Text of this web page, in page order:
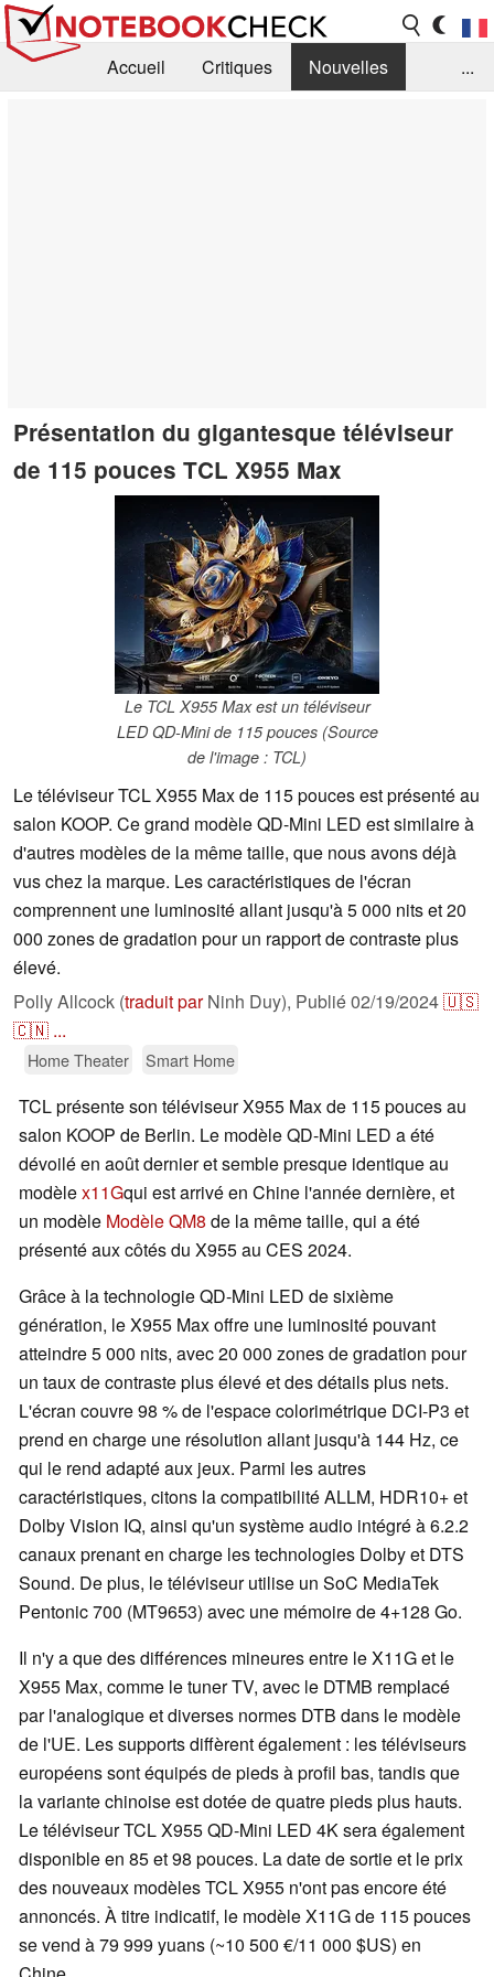
Accueil Critiques
Nouvelles
...
Présentation du gigantesque téléviseur
de 115 pouces TCL X955 Max
Le TCL X955 Max est un téléviseur
LED QD-Mini de 115 pouces (Source
de l'image : TCL)
Le téléviseur TCL X955 Max de 115 pouces est présenté au
salon KOOP. Ce grand modèle QD-Mini LED est similaire à
d'autres modèles de la même taille, que nous avons déjà
vus chez la marque. Les caractéristiques de l'écran
comprennent une luminosité allant jusqu'à 5 000 nits et 20
000 zones de gradation pour un rapport de contraste plus
élevé.
Polly Allcock (traduit parNinh Duy), Publié02/19/2024🇺🇸
🇨🇳 ...
Home Theater Smart Home
TCL présente son téléviseur X955 Max de 115 pouces au
salon KOOP de Berlin. Le modèle QD-Mini LED a été
dévoilé en août dernier et semble presque identique au
modèlex11Gqui est arrivé en Chine l'année dernière, et
un modèle Modèle QM8 de la même taille, qui a été
présenté aux côtés du X955 au CES 2024.
Grâce à la technologie QD-Mini LED de sixième
génération, le X955 Max offre une luminosité pouvant
atteindre 5 000 nits, avec 20 000 zones de gradation pour
un taux de contraste plus élevé et des détails plus nets.
L'écran couvre 98 % de l'espace colorimétrique DCI-P3 et
prend en charge une résolution allant jusqu'à 144 Hz, ce
qui le rend adapté aux jeux. Parmi les autres
caractéristiques, citons la compatibilité ALLM, HDR10+ et
Dolby Vision IQ, ainsi qu'un système audio intégré à 6.2.2
canaux prenant en charge les technologies Dolby et DTS
Sound. De plus, le téléviseur utilise un SoC MediaTek
Pentonic 700 (MT9653) avec une mémoire de 4+128 Go.
Il n'y a que des différences mineures entre le X11G et le
X955 Max, comme le tuner TV, avec le DTMB remplacé
par l'analogique et diverses normes DTB dans le modèle
de l'UE. Les supports diffèrent également : les téléviseurs
européens sont équipés de pieds à profil bas, tandis que
la variante chinoise est dotée de quatre pieds plus hauts.
Le téléviseur TCL X955 QD-Mini LED 4K sera également
disponible en 85 et 98 pouces. La date de sortie et le prix
des nouveaux modèles TCL X955 n'ont pas encore été
annoncés. À titre indicatif, le modèle X11G de 115 pouces
se vend à 79 999 yuans (~10 500 €/11 000 $US) en